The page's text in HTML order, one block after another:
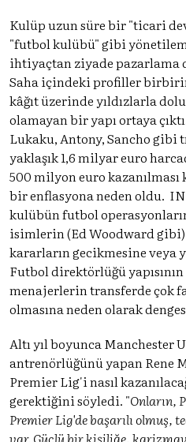
Kulüp uzun süre bir "ticari
"futbol kulübü" gibi
ihtiyaçtan ziyade pazarlama
Saha içindeki profiller
kâğıt üzerinde yıldızlarla
olamayan bir yapı ortaya
Lukaku, Antony, Sancho gibi
yaklaşık 1,6 milyar euro
500 milyon euro
bir enflasyona neden oldu.
kulübün futbol
isimlerin (Ed Woodward
kararların gecikmesine veya
Futbol direktörlüğü
menajerlerin transferde çok
olmasına neden olarak
Altı yıl boyunca Manchester
antrenörlüğünü yapan Rene
Premier Lig'i nasıl
gerektiğini söyledi. "Onların,
Premier Lig'de başarılı olmuş,
var. Güçlü bir kişiliğe,